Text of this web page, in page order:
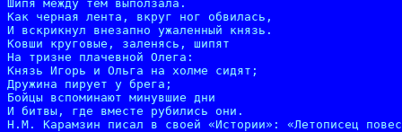
Шипя между тем выползала.
Как черная лента, вкруг ног обвилась,
И вскрикнул внезапно ужаленный князь.
Ковши круговые, заленясь, шипят
На тризне плачевной Олега:
Князь Игорь и Ольга на холме сидят;
Дружина пирует у брега;
Бойцы вспоминают минувшие дни
И битвы, где вместе рубились они.
Н.М. Карамзин писал в своей «Истории»: «Летописец